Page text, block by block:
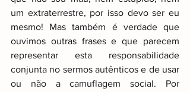
um extraterrestre, por isso devo ser eu
mesmo! Mas também é verdade que
ouvimos outras frases e que parecem
representar esta responsabilidade
conjunta no sermos autênticos e de usar
ou não a camuflagem social. Por